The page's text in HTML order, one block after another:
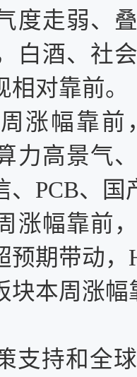
度走弱、
白酒、社
对靠前。
涨幅靠
力高景气
PCB、国
涨幅靠前
期带动，
块本周涨
支持和全